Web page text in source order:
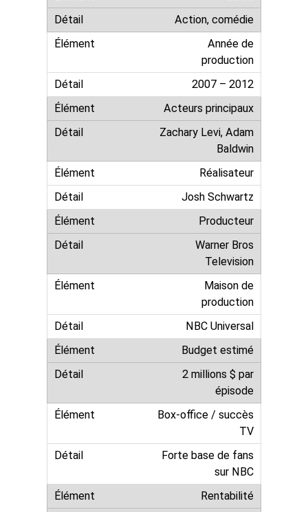
Action, comédie
Année de
production
2007 – 2012
Acteurs principaux
Zachary Levi, Adam
Baldwin
Réalisateur
Josh Schwartz
Producteur
Warner Bros
Television
Maison de
production
NBC Universal
Budget estimé
2 millions $ par
épisode
Box-office / succès
TV
Forte base de fans
sur NBC
Rentabilité